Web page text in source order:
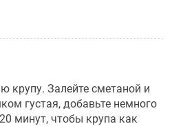
крупу. Залейте сметаной и
густая, добавьте немного
минут, чтобы крупа как